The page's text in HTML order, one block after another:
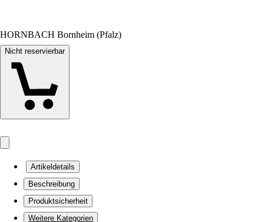
HORNBACH Bornheim (Pfalz)
Nicht reservierbar
Artikeldetails
Beschreibung
Produktsicherheit
Weitere Kategorien